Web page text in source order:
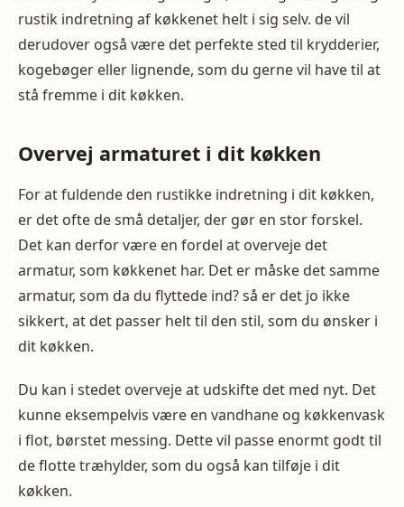
rustik indretning af køkkenet helt i sig selv. de vil
derudover også være det perfekte sted til krydderier,
kogebøger eller lignende, som du gerne vil have til at
stå fremme i dit køkken.
Overvej armaturet i dit køkken
For at fuldende den rustikke indretning i dit køkken,
er det ofte de små detaljer, der gør en stor forskel.
Det kan derfor være en fordel at overveje det
armatur, som køkkenet har. Det er måske det samme
armatur, som da du flyttede ind? så er det jo ikke
sikkert, at det passer helt til den stil, som du ønsker i
dit køkken.
Du kan i stedet overveje at udskifte det med nyt. Det
kunne eksempelvis være en vandhane og køkkenvask
i flot, børstet messing. Dette vil passe enormt godt til
de flotte træhylder, som du også kan tilføje i dit
køkken.